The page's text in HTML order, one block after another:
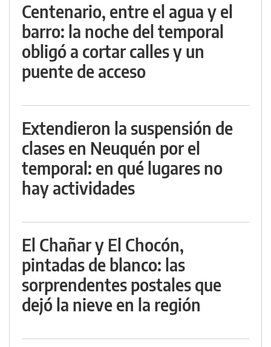
Centenario, entre el agua y el
barro: la noche del temporal
obligó a cortar calles y un
puente de acceso
Extendieron la suspensión de
clases en Neuquén por el
temporal: en qué lugares no
hay actividades
El Chañar y El Chocón,
pintadas de blanco: las
sorprendentes postales que
dejó la nieve en la región